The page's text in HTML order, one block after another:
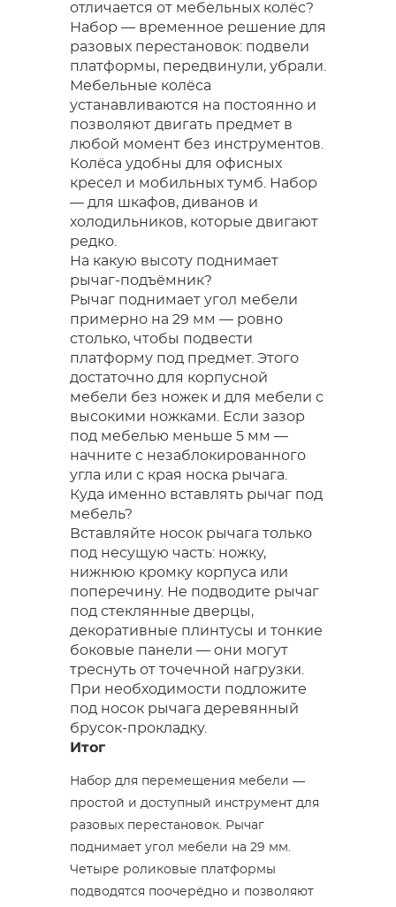
отличается от мебельных колёс?
Набор — временное решение для
разовых перестановок: подвели
платформы, передвинули, убрали.
Мебельные колёса
устанавливаются на постоянно и
позволяют двигать предмет в
любой момент без инструментов.
Колёса удобны для офисных
кресел и мобильных тумб. Набор
— для шкафов, диванов и
холодильников, которые двигают
редко.
На какую высоту поднимает
рычаг-подъёмник?
Рычаг поднимает угол мебели
примерно на 29 мм — ровно
столько, чтобы подвести
платформу под предмет. Этого
достаточно для корпусной
мебели без ножек и для мебели с
высокими ножками. Если зазор
под мебелью меньше 5 мм —
начните с незаблокированного
угла или с края носка рычага.
Куда именно вставлять рычаг под
мебель?
Вставляйте носок рычага только
под несущую часть: ножку,
нижнюю кромку корпуса или
поперечину. Не подводите рычаг
под стеклянные дверцы,
декоративные плинтусы и тонкие
боковые панели — они могут
треснуть от точечной нагрузки.
При необходимости подложите
под носок рычага деревянный
брусок-прокладку.
Итог
Набор для перемещения мебели —
простой и доступный инструмент для
разовых перестановок. Рычаг
поднимает угол мебели на 29 мм.
Четыре роликовые платформы
подводятся поочерёдно и позволяют